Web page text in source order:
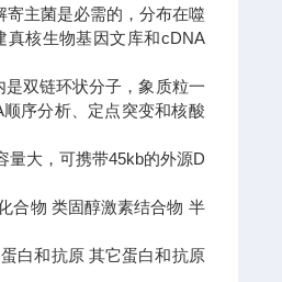
主菌是必需的，分布在噬
真核生物基因文库和cDNA
双链环状分子，象质粒一
序分析、定点突变和核酸
大，可携带45kb的外源D
合物 类固醇激素结合物 半
白和抗原 其它蛋白和抗原